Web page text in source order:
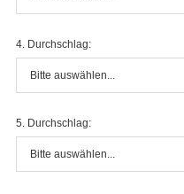
4. Durchschlag:
Bitte auswählen...
5. Durchschlag:
Bitte auswählen...